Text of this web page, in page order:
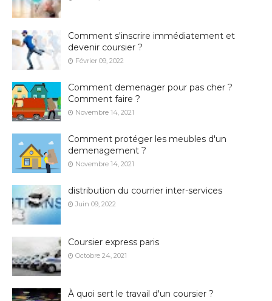
Comment s'inscrire immédiatement et
devenir coursier ?
Février 09, 2022
Comment demenager pour pas cher ?
Comment faire ?
Novembre 14, 2021
Comment protéger les meubles d'un
demenagement ?
Novembre 14, 2021
distribution du courrier inter-services
Juin 09, 2022
Coursier express paris
Octobre 24, 2021
À quoi sert le travail d'un coursier ?